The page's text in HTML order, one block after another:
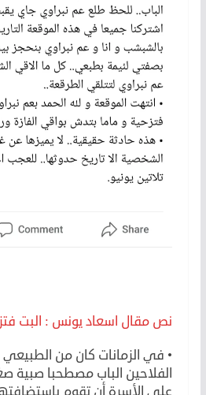
نص مقال اسعاد يونس : البت
• في الزمانات كان من
الفلاحين الباب مصطحبا صبية